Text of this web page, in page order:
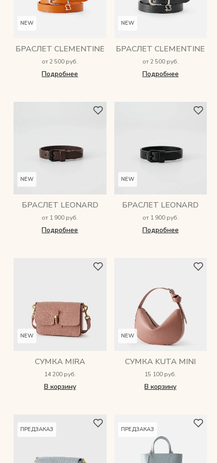
NEW
БРАСЛЕТ CLEMENTINE
от 2 500 руб.
Подробнее
NEW
БРАСЛЕТ CLEMENTINE
от 2 500 руб.
Подробнее
NEW
БРАСЛЕТ LEONARD
от 1 900 руб.
Подробнее
NEW
БРАСЛЕТ LEONARD
от 1 900 руб.
Подробнее
NEW
СУМКА MIRA
14 200 руб.
В корзину
NEW
СУМКА KUTA MINI
15 100 руб.
В корзину
ПРЕДЗАКАЗ ПРЕДЗАКАЗ